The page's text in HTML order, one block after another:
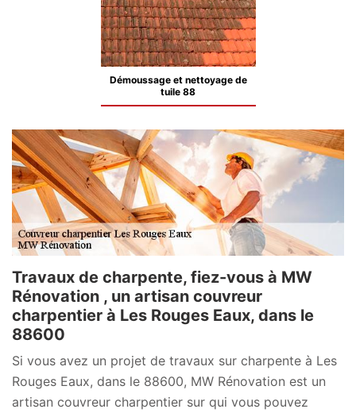
Démoussage et nettoyage de
tuile 88
Travaux de charpente, fiez-vous à MW
Rénovation , un artisan couvreur
charpentier à Les Rouges Eaux, dans le
88600
Si vous avez un projet de travaux sur charpente à Les
Rouges Eaux, dans le 88600, MW Rénovation est un
artisan couvreur charpentier sur qui vous pouvez